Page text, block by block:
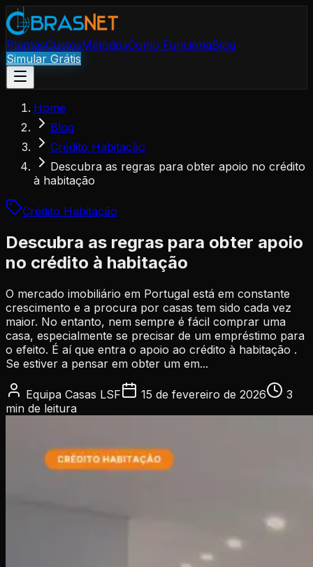
PlantasCustosMétodosComo FuncionaBlog
Simular Grátis
Home
Blog
Crédito Habitação
Descubra as regras para obter apoio no crédito
à habitação
Crédito Habitação
Descubra as regras para obter apoio
no crédito à habitação
O mercado imobiliário em Portugal está em constante
crescimento e a procura por casas tem sido cada vez
maior. No entanto, nem sempre é fácil comprar uma
casa, especialmente se precisar de um empréstimo para
o efeito. É aí que entra o apoio ao crédito à habitação .
Se estiver a pensar em obter um em...
Equipa Casas LSF 15 de fevereiro de 2026
3
min de leitura